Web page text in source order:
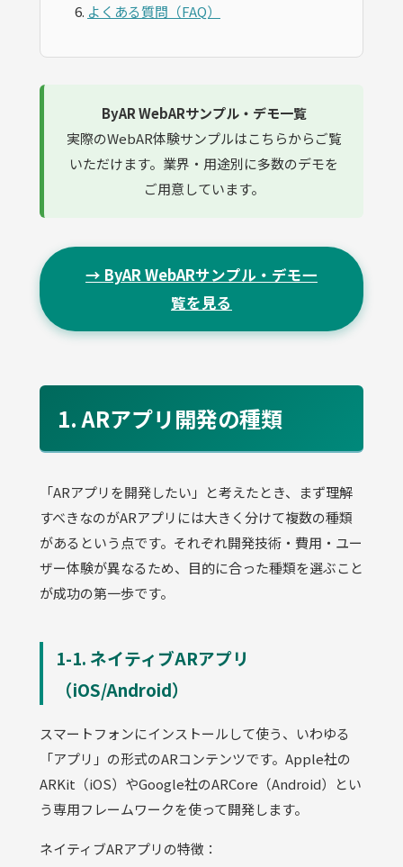
よくある質問（FAQ）
ByAR WebARサンプル・デモ一覧
実際のWebAR体験サンプルはこちらからご覧
いただけます。業界・用途別に多数のデモを
ご用意しています。
→ ByAR WebARサンプル・デモ一
覧を見る
1. ARアプリ開発の種類
「ARアプリを開発したい」と考えたとき、まず理解
すべきなのがARアプリには大きく分けて複数の種類
があるという点です。それぞれ開発技術・費用・ユー
ザー体験が異なるため、目的に合った種類を選ぶこと
が成功の第一歩です。
1-1. ネイティブARアプリ
（iOS/Android）
スマートフォンにインストールして使う、いわゆる
「アプリ」の形式のARコンテンツです。Apple社の
ARKit（iOS）やGoogle社のARCore（Android）とい
う専用フレームワークを使って開発します。
ネイティブARアプリの特徴：